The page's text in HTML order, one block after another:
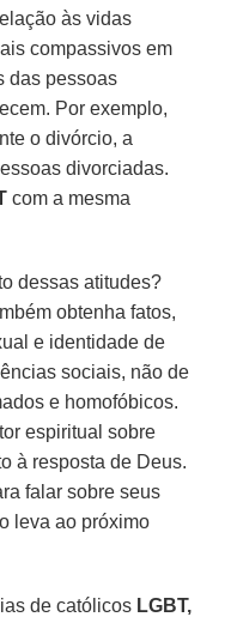
às vidas
compassivos em
das pessoas
Por exemplo,
o divórcio, a
divorciadas.
com a mesma
dessas atitudes?
obtenha fatos,
e identidade de
sociais, não de
e homofóbicos.
espiritual sobre
à resposta de Deus.
falar sobre seus
leva ao próximo
de católicos LGBT,